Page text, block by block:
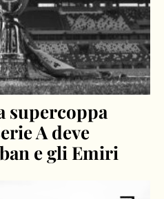
supercoppa
A deve
e gli Emiri